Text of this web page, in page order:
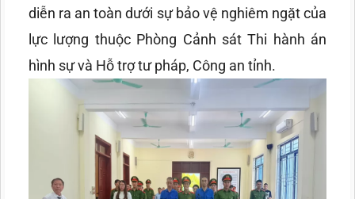
diễn ra an toàn dưới sự bảo vệ nghiêm ngặt của
lực lượng thuộc Phòng Cảnh sát Thi hành án
hình sự và Hỗ trợ tư pháp, Công an tỉnh.